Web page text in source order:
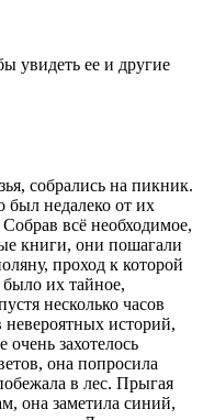
увидеть ее и другие
собрались на пикник.
был недалеко от их
всё необходимое,
книги, они пошагали
проход к которой
их тайное,
несколько часов
невероятных историй,
очень захотелось
она попросила
в лес. Прыгая
она заметила синий,